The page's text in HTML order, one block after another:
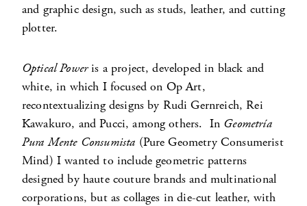
and graphic design, such as studs, leather, and cutting
plotter.
Optical Poweris a project, developed in black and
white, in which I focused on Op Art,
recontextualizing designs by Rudi Gernreich, Rei
Kawakuro, and Pucci, among others. In Geometría
Pura Mente Consumista (Pure Geometry Consumerist
Mind) I wanted to include geometric patterns
designed by haute couture brands and multinational
corporations, but as collages in die-cut leather, with